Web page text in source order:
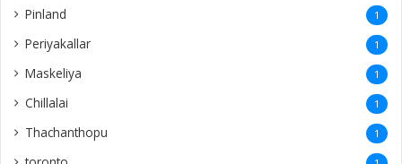
Pinland 1
Periyakallar 1
Maskeliya 1
Chillalai 1
Thachanthopu 1